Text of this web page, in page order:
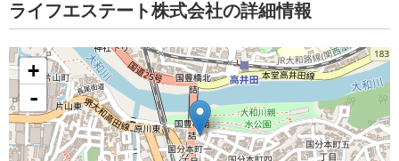
ライフエステート株式会社の詳細情報
+
-